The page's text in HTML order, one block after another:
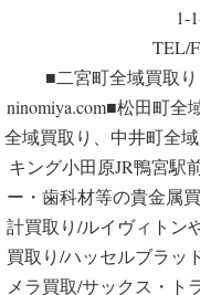
1-
TEL/
■二宮町全域買取
ninomiya.com■松田町
全域買取り、中井町全
キング小田原JR鴨宮
ー・歯科材等の貴金属
計買取り/ルイヴィトン
買取り/ハッセルブラッ
メラ買取/サックス・ト